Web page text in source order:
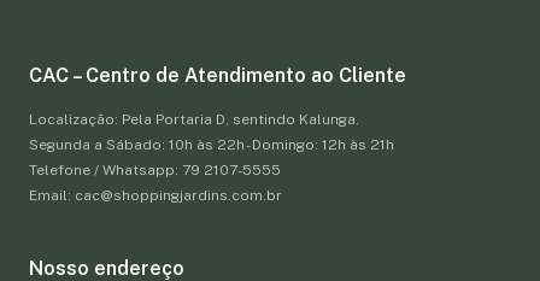
CAC – Centro de Atendimento ao Cliente
Localização: Pela Portaria D, sentindo Kalunga.
Segunda a Sábado: 10h às 22h - Domingo: 12h às 21h
Telefone / Whatsapp: 79 2107-5555
Email: cac@shoppingjardins.com.br
Nosso endereço